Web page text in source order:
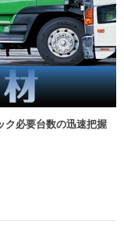
ク必要台数の迅速把握